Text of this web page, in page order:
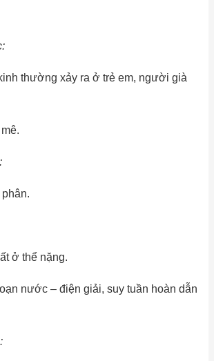
thường xảy ra ở trẻ em, người già
ở thể nặng.
nước – điện giải, suy tuần hoàn dẫn